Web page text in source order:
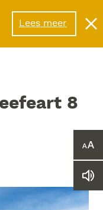
Lees meer
Menu
of
8